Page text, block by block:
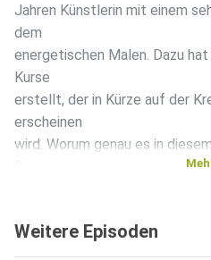
Jahren Künstlerin mit einem
dem
energetischen Malen. Dazu
Kurse
erstellt, der in Kürze auf der
erscheinen
wird. Worum genau es in
haben.
Weitere Episoden